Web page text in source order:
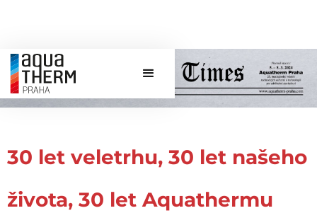
30 let veletrhu, 30 let našeho
života, 30 let Aquathermu